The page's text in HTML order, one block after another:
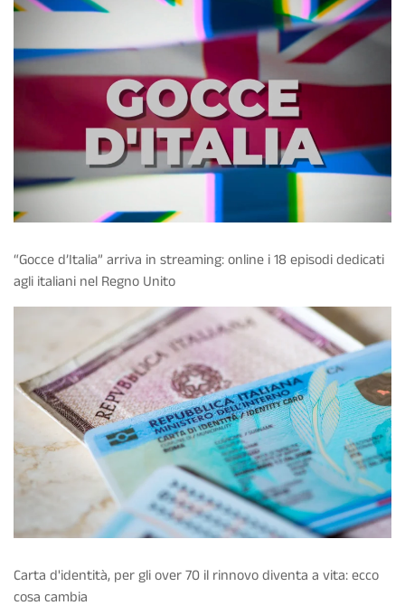
“Gocce d’Italia” arriva in streaming: online i 18 episodi dedicati
agli italiani nel Regno Unito
Carta d'identità, per gli over 70 il rinnovo diventa a vita: ecco
cosa cambia